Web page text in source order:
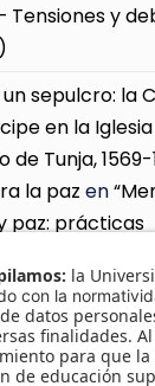
Tensiones y
sepulcro: la
en la
de Tunja, 1569-
la paz en
paz: prácticas
en
Hacia el
para la